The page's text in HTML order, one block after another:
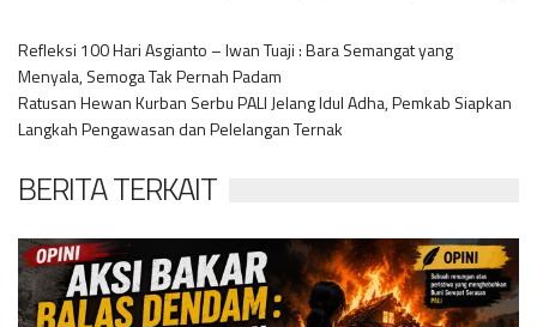
Refleksi 100 Hari Asgianto – Iwan Tuaji : Bara Semangat yang
Menyala, Semoga Tak Pernah Padam
Ratusan Hewan Kurban Serbu PALI Jelang Idul Adha, Pemkab Siapkan
Langkah Pengawasan dan Pelelangan Ternak
BERITA TERKAIT